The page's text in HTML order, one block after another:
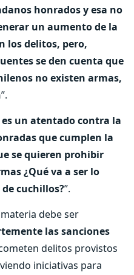
honrados y esa no
un aumento de la
los delitos, pero,
se den cuenta que
no existen armas,
”.
un atentado contra la
que cumplen la
se quieren prohibir
¿Qué va a ser lo
cuchillos?”.
debe ser
las sanciones
delitos provistos
iniciativas para